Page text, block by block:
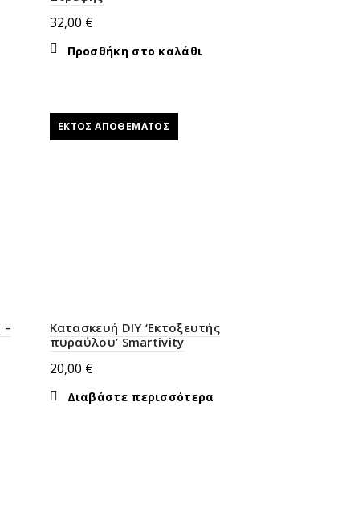
32,00 €
Προσθήκη στο καλάθι
–
ΕΚΤΌΣ ΑΠΟΘΈΜΑΤΟΣ
Κατασκευή DIY ‘Εκτοξευτής
πυραύλου’ Smartivity
20,00 €
Διαβάστε περισσότερα